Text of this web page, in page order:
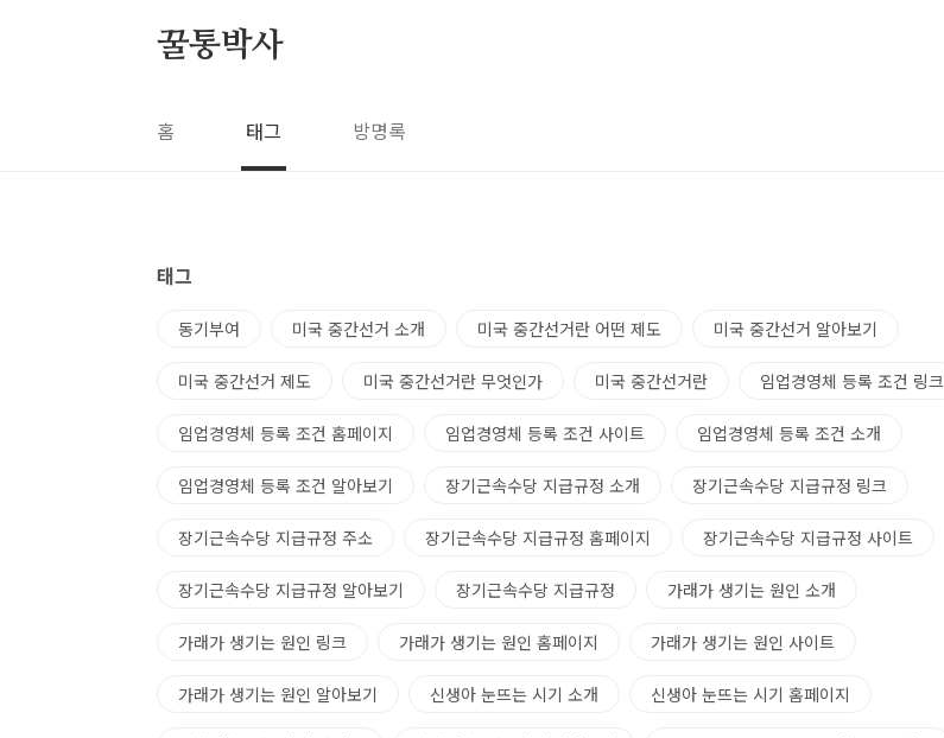
꿀통박사
홈 태그 방명록
태그
동기부여 미국 중간선거 소개 미국 중간선거란 어떤 제도 미국 중간선거 알아보기
미국 중간선거 제도 미국 중간선거란 무엇인가 미국 중간선거란 임업경영체 등록 조건 링크
임업경영체 등록 조건 홈페이지 임업경영체 등록 조건 사이트 임업경영체 등록 조건 소개
임업경영체 등록 조건 알아보기 장기근속수당 지급규정 소개 장기근속수당 지급규정 링크
장기근속수당 지급규정 주소 장기근속수당 지급규정 홈페이지 장기근속수당 지급규정 사이트
장기근속수당 지급규정 알아보기 장기근속수당 지급규정 가래가 생기는 원인 소개
가래가 생기는 원인 링크 가래가 생기는 원인 홈페이지 가래가 생기는 원인 사이트
가래가 생기는 원인 알아보기 신생아 눈뜨는 시기 소개 신생아 눈뜨는 시기 홈페이지